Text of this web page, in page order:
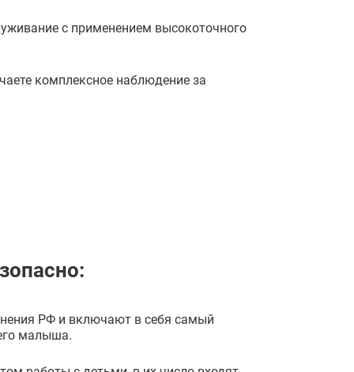
с применением высокоточного
комплексное наблюдение за
РФ и включают в себя самый
малыша.